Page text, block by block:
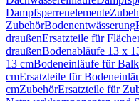
Dampfsperrenelemente
ZubehörBodenentwässerung
draußenErsatzteile für
draußenBodenabläufe 13 x
13 cmBodeneinläufe für
cmErsatzteile für
cmZubehörErsatzteile für